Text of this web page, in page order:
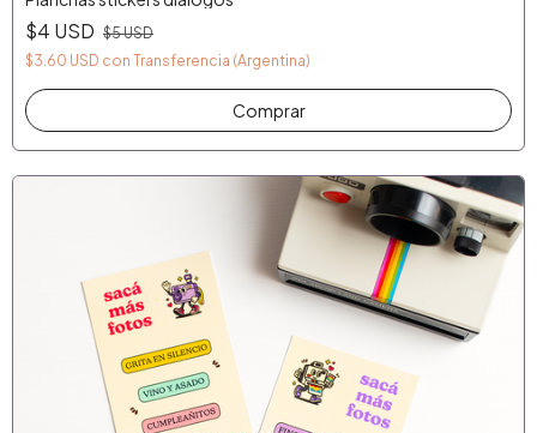
$4 USD $5 USD
$3.60 USD con Transferencia (Argentina)